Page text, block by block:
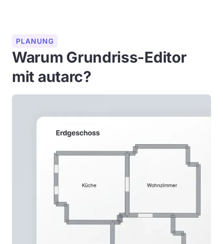
PLANUNG
Warum Grundriss-Editor
mit autarc?